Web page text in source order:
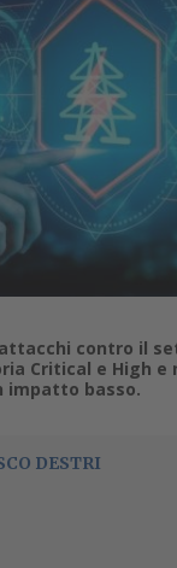
contro il
Critical e High e
impatto basso.
DESTRI